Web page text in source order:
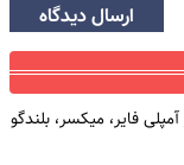
ارسال دیدگاه
فایر، میکسر، بلندگو